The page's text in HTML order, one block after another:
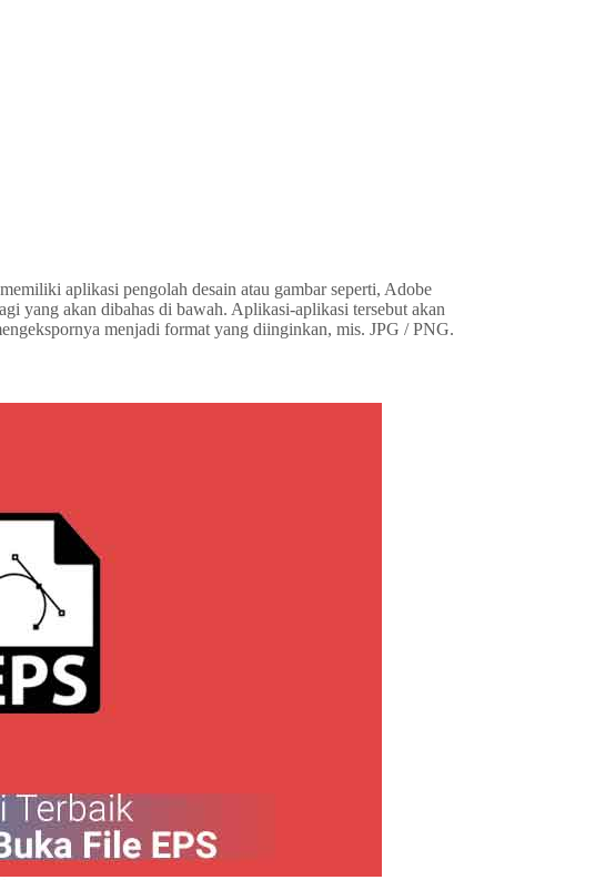
aplikasi pengolah desain atau gambar seperti, Adobe
yang akan dibahas di bawah. Aplikasi-aplikasi tersebut akan
menjadi format yang diinginkan, mis. JPG / PNG.